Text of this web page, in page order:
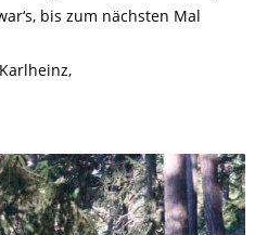
bis zum nächsten Mal